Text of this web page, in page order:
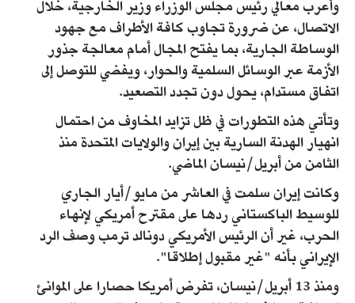
وأعرب معالي رئيس مجلس الوزراء وزير الخارجية، خلال
الاتصال، عن ضرورة تجاوب كافة الأطراف مع جهود
الوساطة الجارية، بما يفتح المجال أمام معالجة جذور
الأزمة عبر الوسائل السلمية والحوار، ويفضي للتوصل إلى
اتفاق مستدام، يحول دون تجدد التصعيد.
وتأتي هذه التطورات في ظل تزايد المخاوف من احتمال
انهيار الهدنة السارية بين إيران والولايات المتحدة منذ
الثامن من أبريل/نيسان الماضي.
وكانت إيران سلمت في العاشر من مايو/أيار الجاري
للوسيط الباكستاني ردها على مقترح أمريكي لإنهاء
الحرب، غير أن الرئيس الأمريكي دونالد ترمب وصف الرد
الإيراني بأنه "غير مقبول إطلاقا".
ومنذ 13 أبريل/نيسان، تفرض أمريكا حصارا على الموانئ